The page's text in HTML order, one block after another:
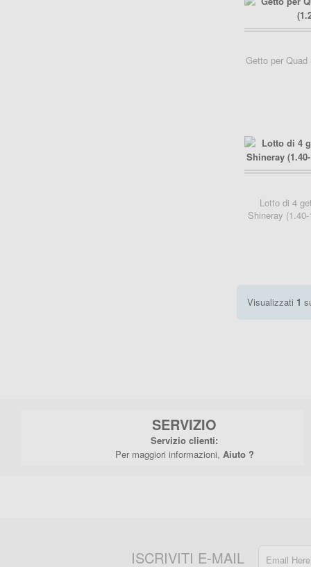
Getto per Quad
Lotto di 4
Shineray
Visualizzati 1
SERVIZIO
Servizio clienti:
Per maggiori informazioni, Aiuto ?
ISCRIVITI E-MAIL